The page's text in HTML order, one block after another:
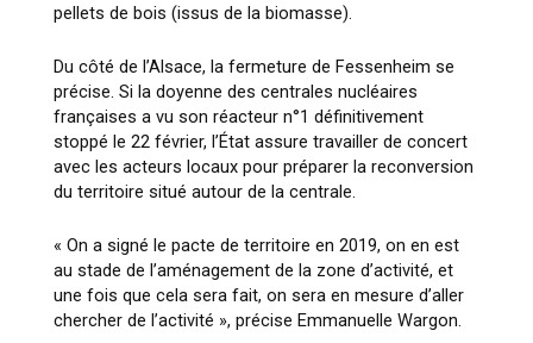
pellets de bois (issus de la biomasse).
Du côté de l’Alsace, la fermeture de Fessenheim se
précise. Si la doyenne des centrales nucléaires
françaises a vu son réacteur n°1 définitivement
stoppé le 22 février, l’État assure travailler de concert
avec les acteurs locaux pour préparer la reconversion
du territoire situé autour de la centrale.
« On a signé le pacte de territoire en 2019, on en est
au stade de l’aménagement de la zone d’activité, et
une fois que cela sera fait, on sera en mesure d’aller
chercher de l’activité », précise Emmanuelle Wargon.